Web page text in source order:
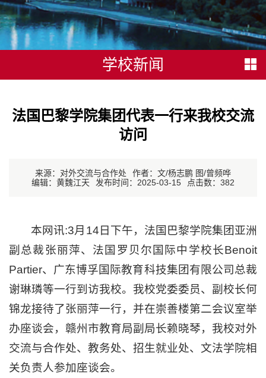
学校新闻
法国巴黎学院集团代表一行来我校交流
访问
来源：对外交流与合作处
作者：文/杨志鹏 图/曾频哗
编辑：黄魏江天
发布时间：2025-03-15 点击数： 382
本网讯:3月14日下午，法国巴黎学院集团亚洲
副总裁张丽萍、法国罗贝尔国际中学校长Benoit
Partier、广东博孚国际教育科技集团有限公司总裁
谢琳璘等一行到访我校。我校党委委员、副校长何
锦龙接待了张丽萍一行，并在崇善楼第二会议室举
办座谈会，赣州市教育局副局长赖晓琴，我校对外
交流与合作处、教务处、招生就业处、文法学院相
关负责人参加座谈会。